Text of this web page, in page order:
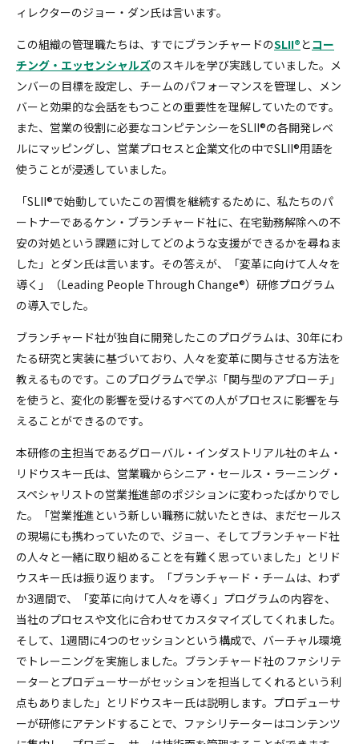
ィレクターのジョー・ダン氏は言います。
この組織の管理職たちは、すでにブランチャードのSLII®とコー
チング・エッセンシャルズのスキルを学び実践していました。メ
ンバーの目標を設定し、チームのパフォーマンスを管理し、メン
バーと効果的な会話をもつことの重要性を理解していたのです。
また、営業の役割に必要なコンピテンシーをSLII®の各開発レベ
ルにマッピングし、営業プロセスと企業文化の中でSLII®用語を
使うことが浸透していました。
「SLII®で始動していたこの習慣を継続するために、私たちのパ
ートナーであるケン・ブランチャード社に、在宅勤務解除への不
安の対処という課題に対してどのような支援ができるかを尋ねま
した」とダン氏は言います。その答えが、「変革に向けて人々を
導く」（Leading People Through Change®）研修プログラム
の導入でした。
ブランチャード社が独自に開発したこのプログラムは、30年にわ
たる研究と実装に基づいており、人々を変革に関与させる方法を
教えるものです。このプログラムで学ぶ「関与型のアプローチ」
を使うと、変化の影響を受けるすべての人がプロセスに影響を与
えることができるのです。
本研修の主担当であるグローバル・インダストリアル社のキム・
リドウスキー氏は、営業職からシニア・セールス・ラーニング・
スペシャリストの営業推進部のポジションに変わったばかりでし
た。「営業推進という新しい職務に就いたときは、まだセールス
の現場にも携わっていたので、ジョー、そしてブランチャード社
の人々と一緒に取り組めることを有難く思っていました」とリド
ウスキー氏は振り返ります。「ブランチャード・チームは、わず
か3週間で、「変革に向けて人々を導く」プログラムの内容を、
当社のプロセスや文化に合わせてカスタマイズしてくれました。
そして、1週間に4つのセッションという構成で、バーチャル環境
でトレーニングを実施しました。ブランチャード社のファシリテ
ーターとプロデューサーがセッションを担当してくれるという利
点もありました」とリドウスキー氏は説明します。プロデューサ
ーが研修にアテンドすることで、ファシリテーターはコンテンツ